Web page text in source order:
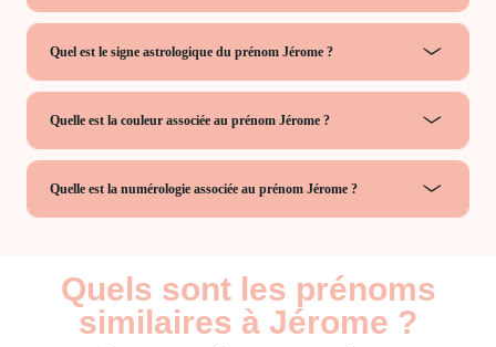
Quel est le signe astrologique du prénom Jérome ?
Quelle est la couleur associée au prénom Jérome ?
Quelle est la numérologie associée au prénom Jérome ?
Quels sont les prénoms
similaires à Jérome ?